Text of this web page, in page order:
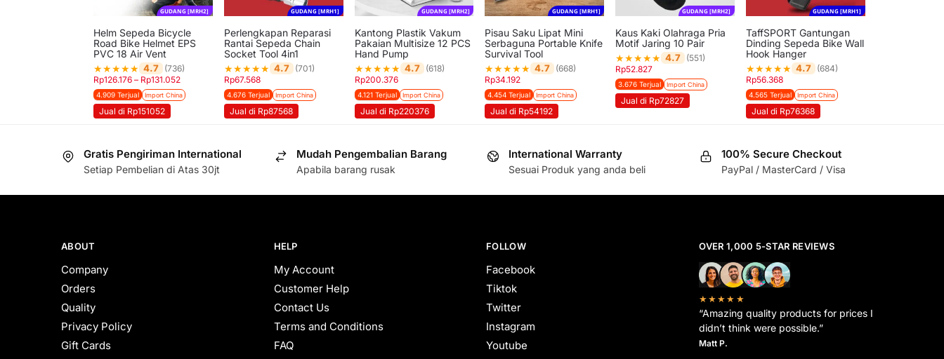
GUDANG [MRH2]
Helm Sepeda Bicycle
Road Bike Helmet EPS
PVC 18 Air Vent
★★★★★ 4.7
(736)
Rp126.176 – Rp131.052
4.909 Terjual Import China
Jual di Rp151052
GUDANG [MRH1]
Perlengkapan Reparasi
Rantai Sepeda Chain
Socket Tool 4in1
★★★★★ 4.7
(701)
Rp67.568
4.676 Terjual Import China
Jual di Rp87568
GUDANG [MRH2]
Kantong Plastik Vakum
Pakaian Multisize 12 PCS
Hand Pump
★★★★★ 4.7
(618)
Rp200.376
4.121 Terjual Import China
Jual di Rp220376
GUDANG [MRH1]
Pisau Saku Lipat Mini
Serbaguna Portable Knife
Survival Tool
★★★★★ 4.7 (668)
Rp34.192
4.454 Terjual Import China
Jual di Rp54192
GUDANG [MRH2]
Kaus Kaki Olahraga Pria
Motif Jaring 10 Pair
★★★★★ 4.7 (551)
Rp52.827
3.676 Terjual Import China
Jual di Rp72827
GUDANG [MRH1]
TaffSPORT Gantungan
Dinding Sepeda Bike Wall
Hook Hanger
★★★★★ 4.7
(684)
Rp56.368
4.565 Terjual Import China
Jual di Rp76368
Gratis Pengiriman International
Setiap Pembelian di Atas 30jt
Mudah Pengembalian Barang
Apabila barang rusak
International Warranty
Sesuai Produk yang anda beli
100% Secure Checkout
PayPal / MasterCard / Visa
ABOUT
Company
Orders
Quality
Privacy Policy
Gift Cards
HELP
My Account
Customer Help
Contact Us
Terms and Conditions
FAQ
FOLLOW
Facebook
Tiktok
Twitter
Instagram
Youtube
OVER 1,000 5-STAR REVIEWS
★★★★★
“Amazing quality products for prices I
didn’t think were possible.”
Matt P.